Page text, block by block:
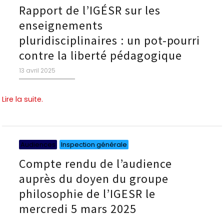
Rapport de l’IGÉSR sur les
enseignements
pluridisciplinaires : un pot-pourri
contre la liberté pédagogique
Publié
le
13 avril 2025
Lire la suite.
Audiences Inspection générale
Compte rendu de l’audience
auprès du doyen du groupe
philosophie de l’IGESR le
mercredi 5 mars 2025